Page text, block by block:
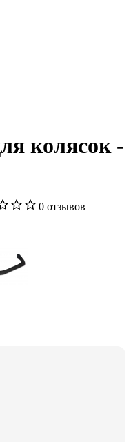
колясок -
0 отзывов